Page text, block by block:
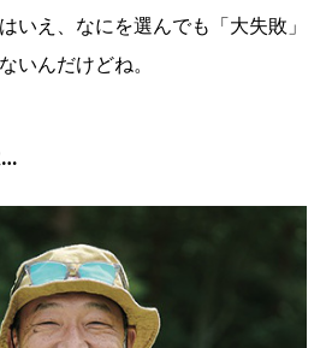
いえ、なにを選んでも「大失敗」
いんだけどね。
…